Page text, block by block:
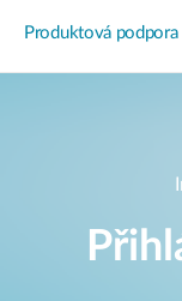
Produktová podpora